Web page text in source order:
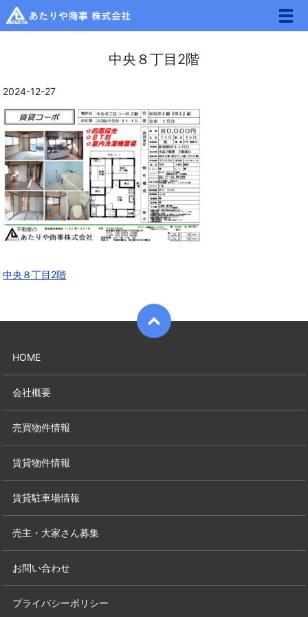
メ
中央８丁目2階
2024-12-27
中央８丁目2階
HOME
会社概要
売買物件情報
賃貸物件情報
賃貸駐車場情報
売主・大家さん募集
お問い合わせ
プライバシーポリシー